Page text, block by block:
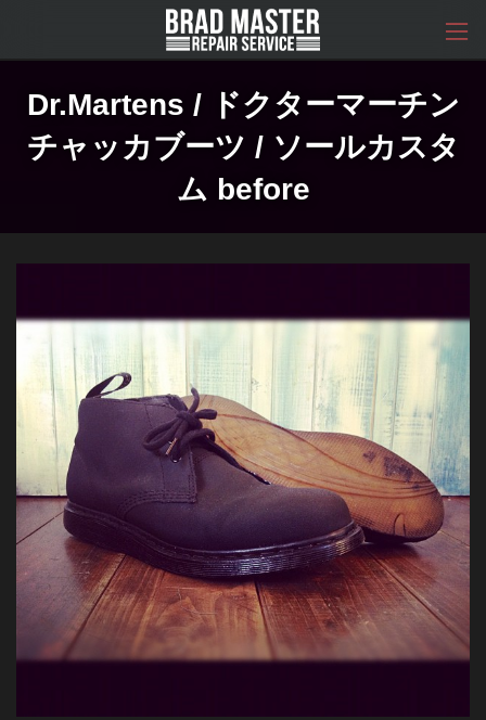
ン
ー
Dr.Martens / ドクターマーチン
チャッカブーツ / ソールカスタ
ム before